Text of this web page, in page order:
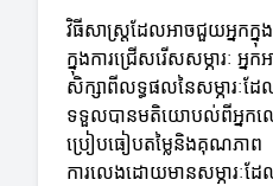
វិធីសាស្ត្រដែលអាចជួយអ្នកក្នុ
ក្នុងការជ្រើសរើសសម្ភារៈ អ្នក
សិក្សាពីលទ្ធផលនៃសម្ភារៈដែ
ទទួលបានមតិយោបល់ពីអ្នកល
ប្រៀបធៀបតម្លៃនិងគុណភាព
ការលេងដោយមានសម្ភារៈដែ